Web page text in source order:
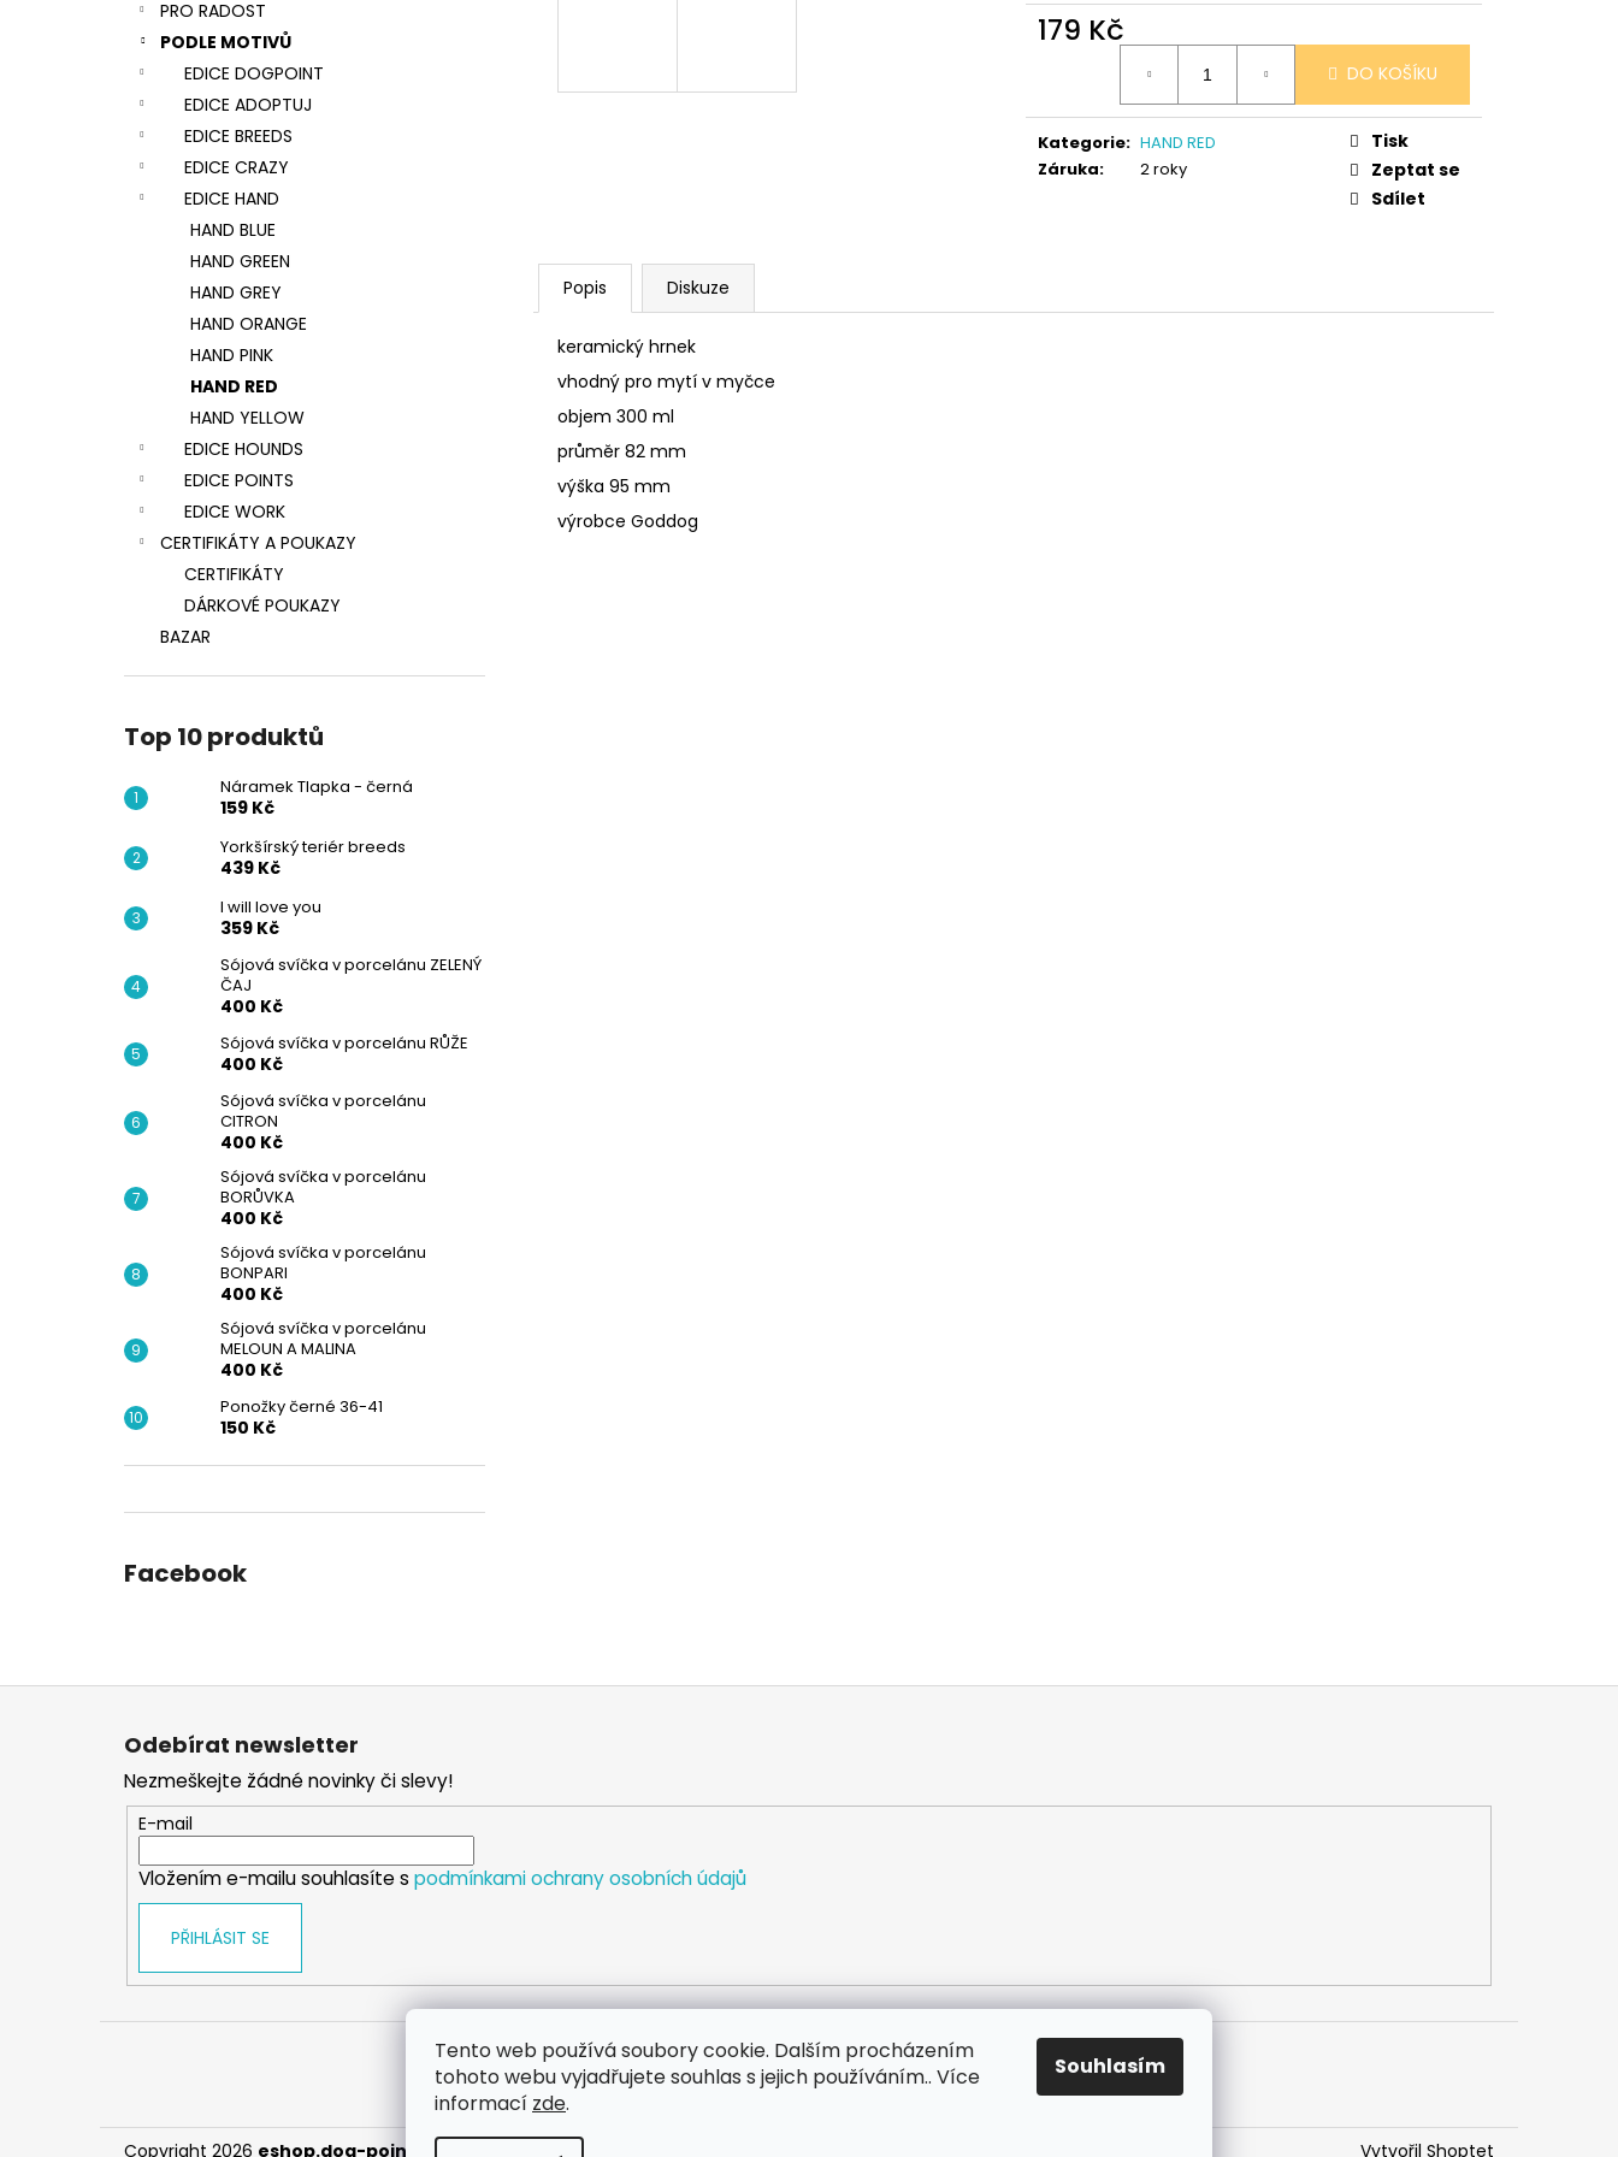
Tento web používá soubory cookie. Dalším procházením
tohoto webu vyjadřujete souhlas s jejich používáním.. Více
informací zde.
Souhlasím
PRO RADOST
PODLE MOTIVŮ
EDICE DOGPOINT
EDICE ADOPTUJ
EDICE BREEDS
EDICE CRAZY
EDICE HAND
HAND BLUE
HAND GREEN
HAND GREY
HAND ORANGE
HAND PINK
HAND RED
HAND YELLOW
EDICE HOUNDS
EDICE POINTS
EDICE WORK
CERTIFIKÁTY A POUKAZY
CERTIFIKÁTY
DÁRKOVÉ POUKAZY
BAZAR
Top 10 produktů
Náramek Tlapka - černá
159 Kč
Yorkšírský teriér breeds
439 Kč
I will love you
359 Kč
Sójová svíčka v porcelánu ZELENÝ
ČAJ
400 Kč
Sójová svíčka v porcelánu RŮŽE
400 Kč
Sójová svíčka v porcelánu
CITRON
400 Kč
Sójová svíčka v porcelánu
BORŮVKA
400 Kč
Sójová svíčka v porcelánu
BONPARI
400 Kč
Sójová svíčka v porcelánu
MELOUN A MALINA
400 Kč
Ponožky černé 36-41
150 Kč
Facebook
179 Kč
DO KOŠÍKU
Kategorie: HAND RED
Záruka: 2 roky
Tisk
Zeptat se
Sdílet
Popis Diskuze
keramický hrnek
vhodný pro mytí v myčce
objem 300 ml
průměr 82 mm
výška 95 mm
výrobce Goddog
NÁRAMEK TLAPKA - ČERNÁ
159 Kč
I WILL LOVE YOU
Z
Odebírat newsletter
Nezmeškejte žádné novinky či slevy!
E-mail
Vložením e-mailu souhlasíte s podmínkami ochrany osobních údajů
PŘIHLÁSIT SE
WEB FACEBOOK INSTAGRAM YOUTUBE
Vytvořil Shoptet
Copyright 2026 eshop.dog-point . Všechna práva vyhrazena.